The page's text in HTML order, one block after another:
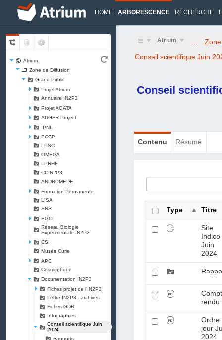
HOME ARBORESCENCE RECHERCHE
Atrium
Zone de Diffusion
Grand Public
Projet Atrium
Annuaire IN2P3
Projet AGATA
AUGER Project
IPNL
PCCP
LPSC
OMEGA
LPNHE
CCIN2P3
ANDROMEDE
Formation Permanente
LISA
SNR
EGO
Réseau Biologie
Expérimentale IN2P3
CSI
Musée Curie
APC
Cosmophone
Documentation IN2P3
Fiches projet de l'IN2P3
Lettre IN2P3 - archives
Fiches GDR
Infographies
Conseil scientifique Juin
2024
Rapports
Atrium …
Conseil scientifique Juin
Conseil
Contenu Résumé
Type Titre
Site
Indico
Juin
2024
rendu
Ordre
jour
2024